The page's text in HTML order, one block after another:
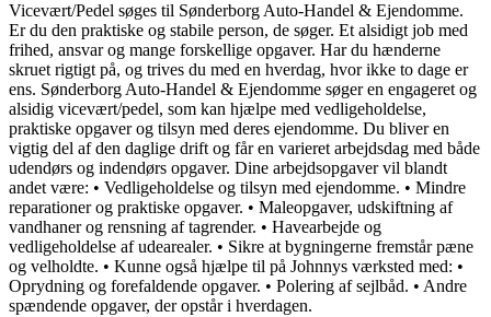
Vicevært/Pedel søges til Sønderborg Auto-Handel & Ejendomme.
Er du den praktiske og stabile person, de søger. Et alsidigt job med
frihed, ansvar og mange forskellige opgaver. Har du hænderne
skruet rigtigt på, og trives du med en hverdag, hvor ikke to dage er
ens. Sønderborg Auto-Handel & Ejendomme søger en engageret og
alsidig vicevært/pedel, som kan hjælpe med vedligeholdelse,
praktiske opgaver og tilsyn med deres ejendomme. Du bliver en
vigtig del af den daglige drift og får en varieret arbejdsdag med både
udendørs og indendørs opgaver. Dine arbejdsopgaver vil blandt
andet være: • Vedligeholdelse og tilsyn med ejendomme. • Mindre
reparationer og praktiske opgaver. • Maleopgaver, udskiftning af
vandhaner og rensning af tagrender. • Havearbejde og
vedligeholdelse af udearealer. • Sikre at bygningerne fremstår pæne
og velholdte. • Kunne også hjælpe til på Johnnys værksted med: •
Oprydning og forefaldende opgaver. • Polering af sejlbåd. • Andre
spændende opgaver, der opstår i hverdagen.